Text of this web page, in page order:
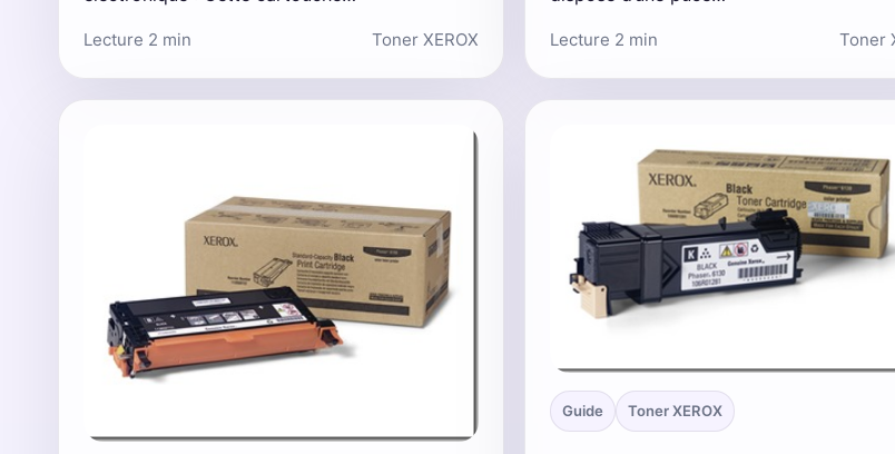
Lecture 2 min Toner XEROX Lecture 2 min Toner
Guide Toner XEROX